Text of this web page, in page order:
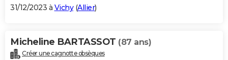
31/12/2023 à Vichy(Allier)
Micheline BARTASSOT (87 ans)
Créer une cagnotte obsèques